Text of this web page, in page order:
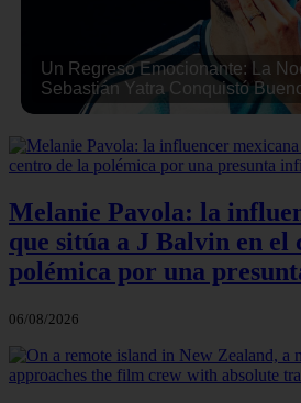
Un Regreso Emocionante: La
Sebastián Yatra Conquistó
Melanie Pavola: la
que sitúa a J Balvin en el
polémica por una
06/08/2026